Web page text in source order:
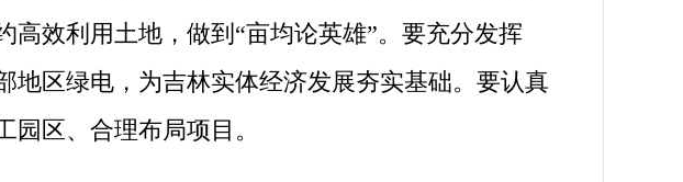
效利用土地，做到“亩均论英雄”。要充分发挥
地区绿电，为吉林实体经济发展夯实基础。要认真
区、合理布局项目。